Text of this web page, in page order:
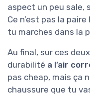
aspect un peu sale,
Ce n’est pas la
tu marches dans la
Au final, sur ces
durabilité a l’air
pas cheap, mais ça
chaussure que tu